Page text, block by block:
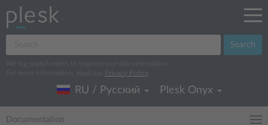
Search
We log search terms to improve our documentation.
For more information, read our
Privacy Policy
RU / Русский Plesk Onyx
Documentation